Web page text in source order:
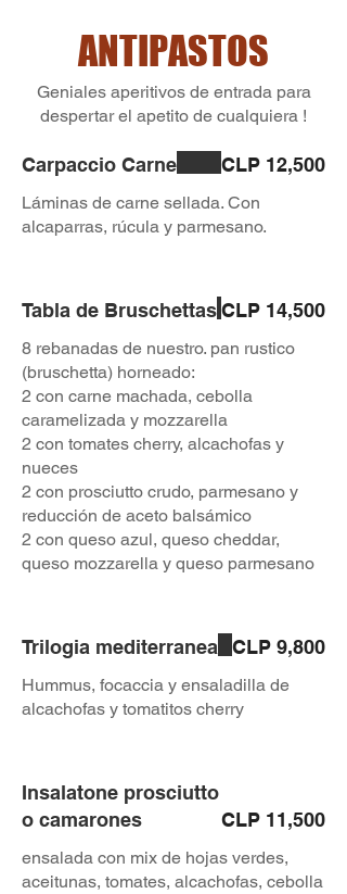
ANTIPASTOS
Geniales aperitivos de entrada para
despertar el apetito de cualquiera !
Carpaccio Carne
Láminas de carne sellada. Con
alcaparras, rúcula y parmesano.
CLP 12,500
Tabla de Bruschettas
8 rebanadas de nuestro. pan rustico
(bruschetta) horneado:
2 con carne machada, cebolla
caramelizada y mozzarella
2 con tomates cherry, alcachofas y
nueces
2 con prosciutto crudo, parmesano y
reducción de aceto balsámico
2 con queso azul, queso cheddar,
CLP 14,500
Trilogia mediterranea
Hummus, focaccia y ensaladilla de
alcachofas y tomatitos cherry
CLP 9,800
Insalatone prosciutto
o camarones
ensalada con mix de hojas verdes,
aceitunas, tomates, alcachofas, cebolla
CLP 11,500